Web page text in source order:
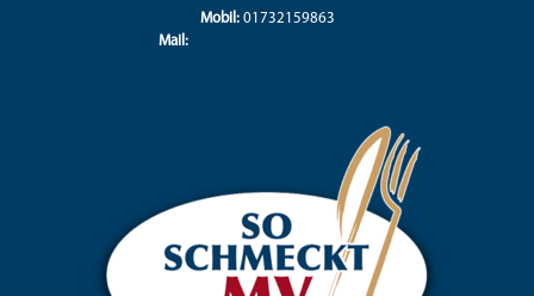
Mobil: 01732159863
Mail: